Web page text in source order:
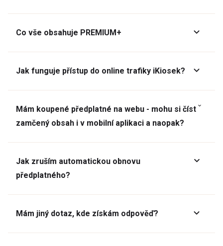
Co vše obsahuje PREMIUM+
Jak funguje přístup do online trafiky iKiosek?
Mám koupené předplatné na webu - mohu si číst
zamčený obsah i v mobilní aplikaci a naopak?
Jak zruším automatickou obnovu
předplatného?
Mám jiný dotaz, kde získám odpověď?